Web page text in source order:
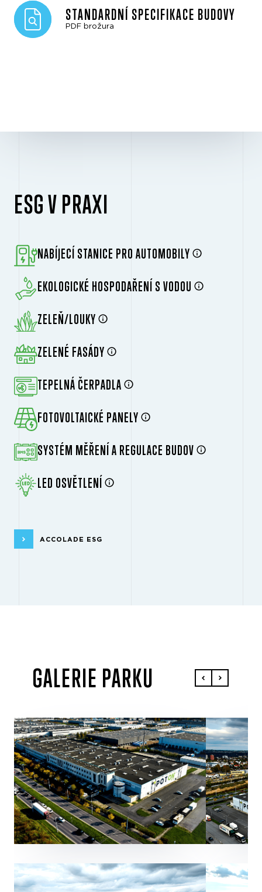
STANDARDNÍ SPECIFIKACE BUDOVY
PDF brožura
ESG V PRAXI
NABÍJECÍ STANICE PRO AUTOMOBILY
EKOLOGICKÉ HOSPODAŘENÍ S VODOU
ZELEŇ/LOUKY
ZELENÉ FASÁDY
TEPELNÁ ČERPADLA
FOTOVOLTAICKÉ PANELY
SYSTÉM MĚŘENÍ A REGULACE BUDOV
LED OSVĚTLENÍ
ACCOLADE ESG
GALERIE PARKU